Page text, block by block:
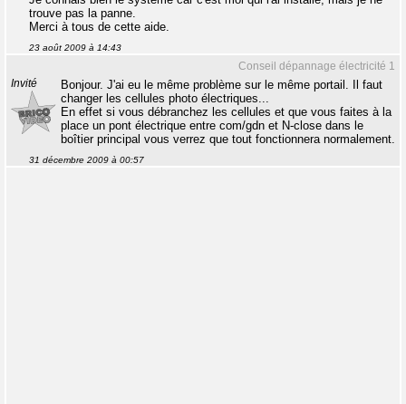
trouve pas la panne.
Merci à tous de cette aide.
23 août 2009 à 14:43
Conseil dépannage électricité 1
Invité
Bonjour. J'ai eu le même problème sur le même portail. Il faut
changer les cellules photo électriques...
En effet si vous débranchez les cellules et que vous faites à la
place un pont électrique entre com/gdn et N-close dans le
boîtier principal vous verrez que tout fonctionnera normalement.
31 décembre 2009 à 00:57